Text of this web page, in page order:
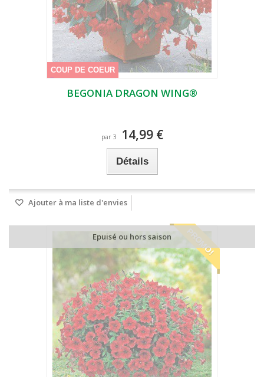
COUP DE COEUR
BEGONIA DRAGON WING®
par 3 14,99 €
Détails
Ajouter à ma liste d'envies
Epuisé ou hors saison PROMO!